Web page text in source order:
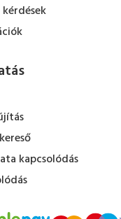
kapcsolódás